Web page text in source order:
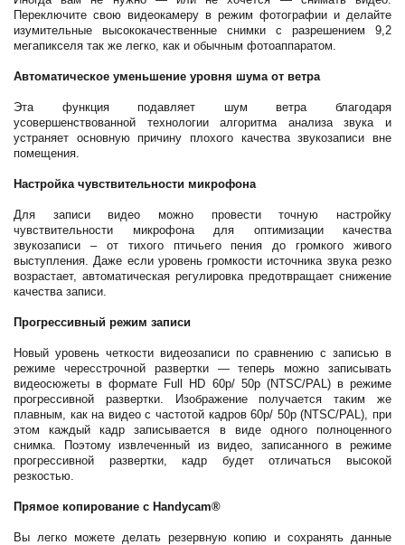
Переключите свою видеокамеру в режим фотографии и делайте
изумительные высококачественные снимки с разрешением 9,2
мегапикселя так же легко, как и обычным фотоаппаратом.
Автоматическое уменьшение уровня шума от ветра
Эта функция подавляет шум ветра благодаря
усовершенствованной технологии алгоритма анализа звука и
устраняет основную причину плохого качества звукозаписи вне
помещения.
Настройка чувствительности микрофона
Для записи видео можно провести точную настройку
чувствительности микрофона для оптимизации качества
звукозаписи – от тихого птичьего пения до громкого живого
выступления. Даже если уровень громкости источника звука резко
возрастает, автоматическая регулировка предотвращает снижение
качества записи.
Прогрессивный режим записи
Новый уровень четкости видеозаписи по сравнению с записью в
режиме чересстрочной развертки — теперь можно записывать
видеосюжеты в формате Full HD 60p/ 50p (NTSC/PAL) в режиме
прогрессивной развертки. Изображение получается таким же
плавным, как на видео с частотой кадров 60p/ 50p (NTSC/PAL), при
этом каждый кадр записывается в виде одного полноценного
снимка. Поэтому извлеченный из видео, записанного в режиме
прогрессивной развертки, кадр будет отличаться высокой
резкостью.
Прямое копирование с Handycam®
Вы легко можете делать резервную копию и сохранять данные